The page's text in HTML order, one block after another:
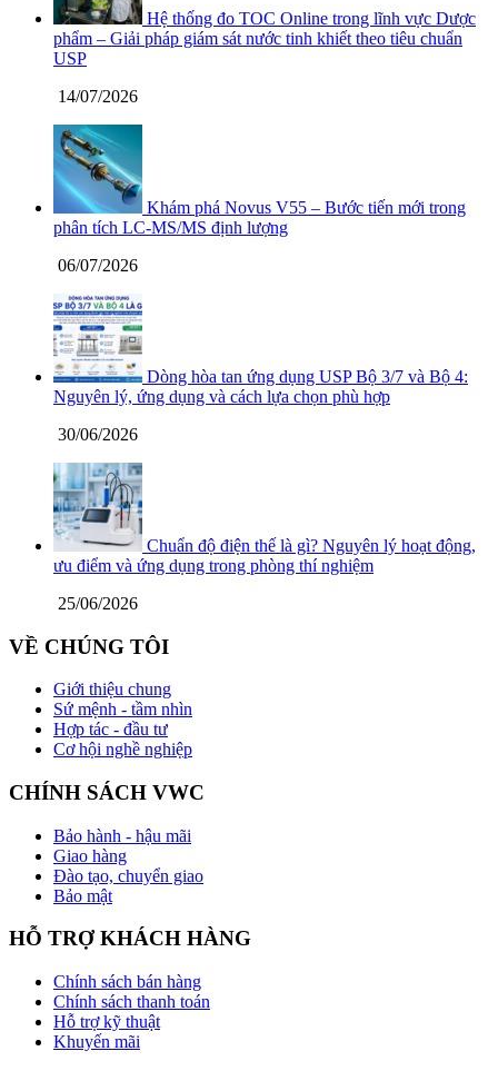
Hệ thống đo TOC Online trong lĩnh vực Dược
phẩm – Giải pháp giám sát nước tinh khiết theo tiêu chuẩn
USP
14/07/2026
Khám phá Novus V55 – Bước tiến mới trong
phân tích LC-MS/MS định lượng
06/07/2026
Dòng hòa tan ứng dụng USP Bộ 3/7 và Bộ 4:
Nguyên lý, ứng dụng và cách lựa chọn phù hợp
30/06/2026
Chuẩn độ điện thế là gì? Nguyên lý hoạt động,
ưu điểm và ứng dụng trong phòng thí nghiệm
25/06/2026
VỀ CHÚNG TÔI
Giới thiệu chung
Sứ mệnh - tầm nhìn
Hợp tác - đầu tư
Cơ hội nghề nghiệp
CHÍNH SÁCH VWC
Bảo hành - hậu mãi
Giao hàng
Đào tạo, chuyển giao
Bảo mật
HỖ TRỢ KHÁCH HÀNG
Chính sách bán hàng
Chính sách thanh toán
Hỗ trợ kỹ thuật
Khuyến mãi